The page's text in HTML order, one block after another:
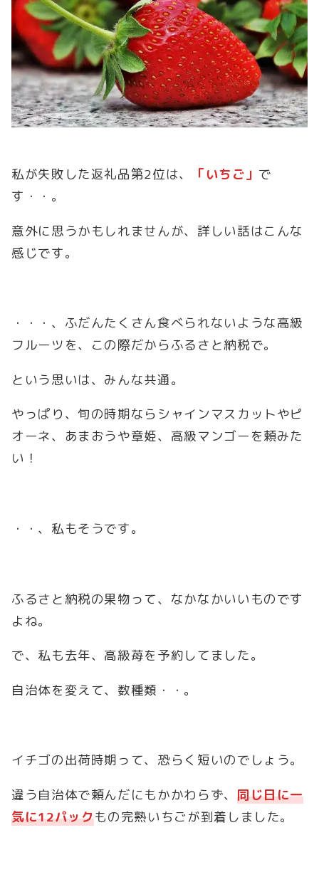
私が失敗した返礼品第2位は、 「いちご」 で
す・・。
意外に思うかもしれませんが、詳しい話はこんな
感じです。
・・・、ふだんたくさん食べられないような高級
フルーツを、この際だからふるさと納税で。
という思いは、みんな共通。
やっぱり、旬の時期ならシャインマスカットやピ
オーネ、あまおうや章姫、高級マンゴーを頼みた
い！
・・、私もそうです。
ふるさと納税の果物って、なかなかいいものです
よね。
で、私も去年、高級苺を予約してました。
自治体を変えて、数種類・・。
イチゴの出荷時期って、恐らく短いのでしょう。
違う自治体で頼んだにもかかわらず、 同じ日に一
気に12パックもの完熟いちごが到着しました。